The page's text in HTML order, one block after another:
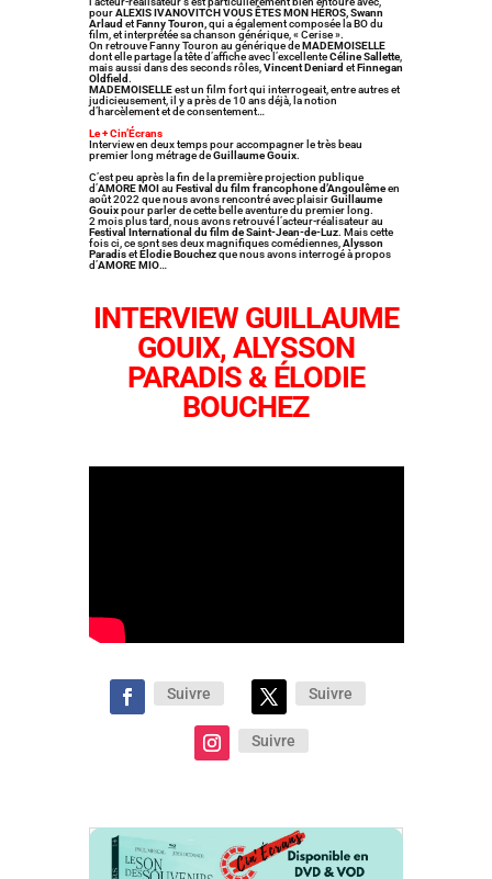
pourALEXIS IVANOVITCH VOUS ÊTES MON HÉROS, Swann
Arlaud etFanny Touron, qui a également composée la BO du
film, et interprétée sa chanson générique, « Cerise ».
On retrouve Fanny Touron au générique deMADEMOISELLE
dont elle partage la tête d’affiche avec l’excellenteCéline Sallette,
mais aussi dans des seconds rôles, Vincent Deniard etFinnegan
Oldfield .
MADEMOISELLEest un film fort qui interrogeait, entre autres et
judicieusement, il y a près de 10 ans déjà, la notion
d’harcèlement et de consentement…
Le + Cin’Écrans
Interview en deux temps pour accompagner le très beau
premier long métrage deGuillaume Gouix.
C’est peu après la fin de la première projection publique
d’AMORE MOIau Festival du film francophone d’Angoulêmeen
août 2022 que nous avons rencontré avec plaisirGuillaume
Gouixpour parler de cette belle aventure du premier long.
2 mois plus tard, nous avons retrouvé l’acteur-réalisateur au
Festival International du film de Saint-Jean-de-Luz. Mais cette
fois ci, ce sont ses deux magnifiques comédiennes, Alysson
ParadisetÉlodie Bouchezque nous avons interrogé à propos
d’AMORE MIO…
INTERVIEW GUILLAUME
GOUIX, ALYSSON
PARADIS & ÉLODIE
BOUCHEZ
Suivre Suivre
Suivre